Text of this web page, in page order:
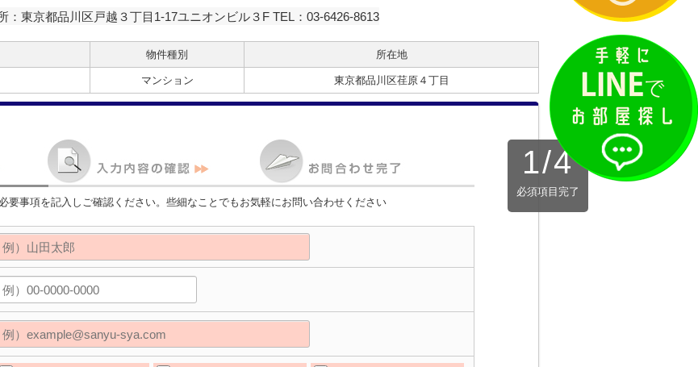
：東京都品川区戸越３丁目1-17ユニオンビル３F TEL：03-6426-8613
物件種別 所在地
マンション 東京都品川区荏原４丁目
1/4
必須項目完了
要事項を記入しご確認ください。些細なことでもお気軽にお問い合わせください